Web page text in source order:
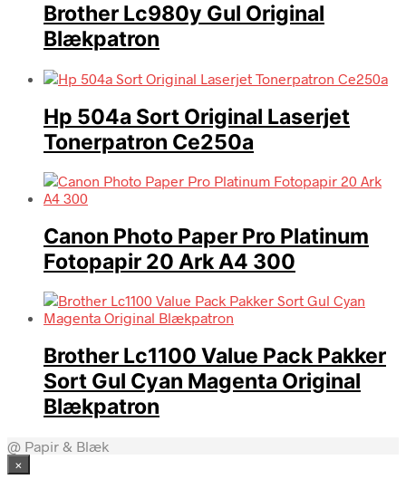
Brother Lc980y Gul Original
Blækpatron
Hp 504a Sort Original Laserjet
Tonerpatron Ce250a
Canon Photo Paper Pro Platinum
Fotopapir 20 Ark A4 300
Brother Lc1100 Value Pack Pakker
Sort Gul Cyan Magenta Original
Blækpatron
@ Papir & Blæk
×